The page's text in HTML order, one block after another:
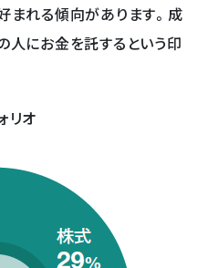
まれる傾向があります。成
人にお金を託するという印
リオ